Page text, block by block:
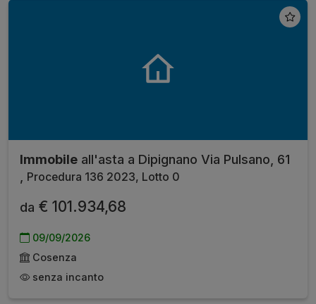
Immobile all'asta a Dipignano Via Pulsano, 61
Procedura 136 2023, Lotto 0
da € 101.934,68
09/09/2026
Cosenza
senza incanto